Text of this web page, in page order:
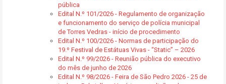
pública
Edital N.º 101/2026 - Regulamento de organização
e funcionamento do serviço de polícia municipal
de Torres Vedras - início de procedimento
Edital N.º 100/2026 - Normas de participação do
19.º Festival de Estátuas Vivas - “Static” – 2026
Edital N.º 99/2026 - Reunião pública do executivo
do mês de junho de 2026
Edital N.º 98/2026 - Feira de São Pedro 2026 - 25 de